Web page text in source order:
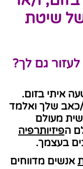
שיטת
גם לך?
איתי בזום.
שלך ואלמד
מעולם
הפיזיותרפיה
בעצמך.
אנשים מדווחים